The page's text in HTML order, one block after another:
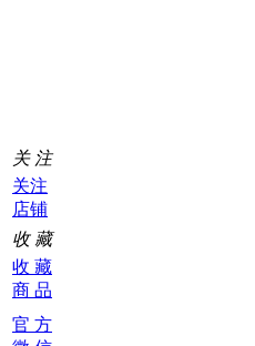
关 注
关注
店铺
收 藏
收 藏
商 品
官 方